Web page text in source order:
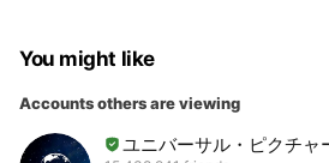
You might like
Accounts others are viewing
ユニバーサル・ピクチャ